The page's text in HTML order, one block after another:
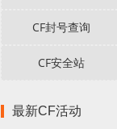
CF封号查询
CF安全站
最新CF活动